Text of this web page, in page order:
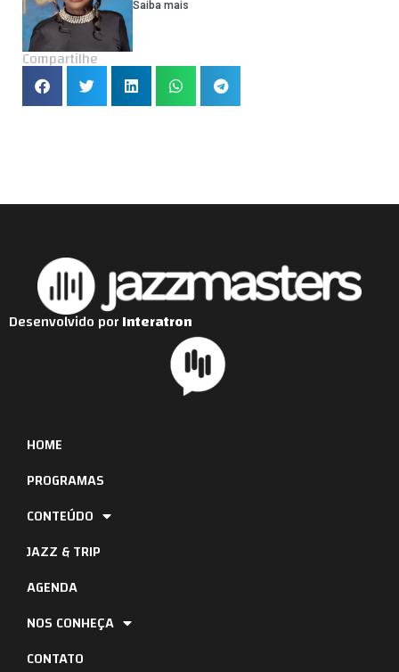
Saiba mais
Compartilhe
HOME
PROGRAMAS
CONTEÚDO
JAZZ & TRIP
AGENDA
NOS CONHEÇA
CONTATO
Desenvolvido porInteratron